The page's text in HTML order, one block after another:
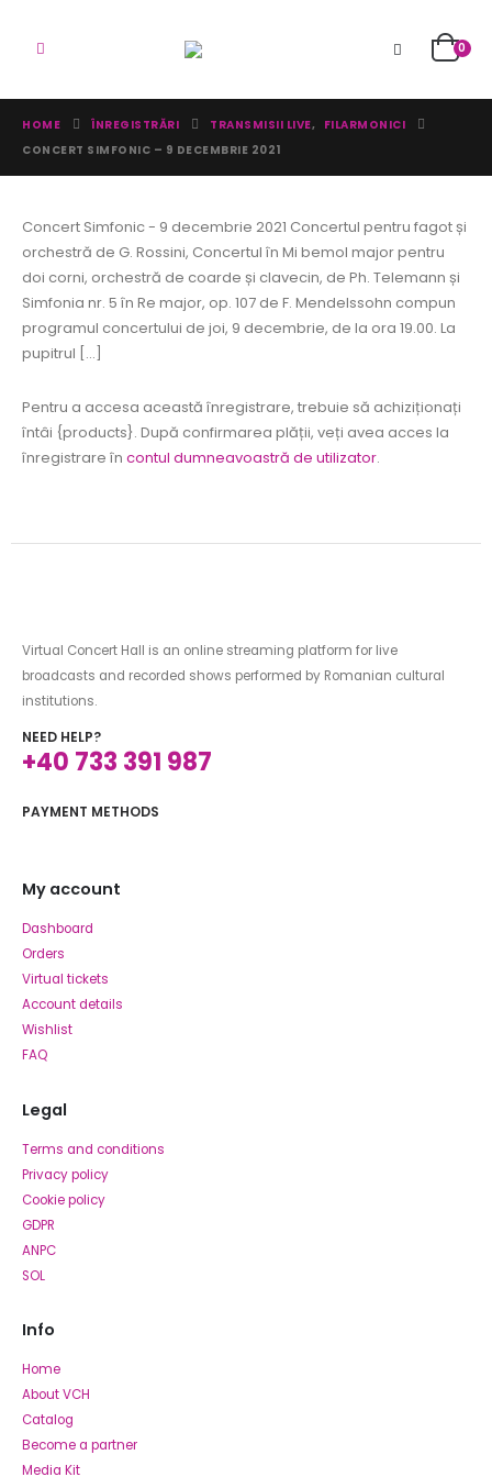
0
HOME ÎNREGISTRĂRI TRANSMISII LIVE, FILARMONICI
CONCERT SIMFONIC – 9 DECEMBRIE 2021
Concert Simfonic - 9 decembrie 2021 Concertul pentru fagot și
orchestră de G. Rossini, Concertul în Mi bemol major pentru
doi corni, orchestră de coarde și clavecin, de Ph. Telemann și
Simfonia nr. 5 în Re major, op. 107 de F. Mendelssohn compun
programul concertului de joi, 9 decembrie, de la ora 19.00. La
pupitrul [...]
Pentru a accesa această înregistrare, trebuie să achiziționați
întâi {products}. După confirmarea plății, veți avea acces la
înregistrare în contul dumneavoastră de utilizator.
Virtual Concert Hall is an online streaming platform for live
broadcasts and recorded shows performed by Romanian cultural
institutions.
NEED HELP?
+40 733 391 987
PAYMENT METHODS
My account
Dashboard
Orders
Virtual tickets
Account details
Wishlist
FAQ
Legal
Terms and conditions
Privacy policy
Cookie policy
GDPR
ANPC
SOL
Info
Home
About VCH
Catalog
Become a partner
Media Kit